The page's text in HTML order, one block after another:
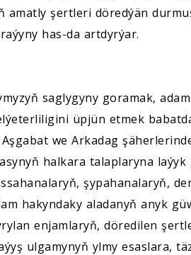
amatly şertleri döredýän
has-da artdyrýar.
saglygyny goramak,
üpjün etmek
we Arkadag
halkara talaplaryna laýyk
şypahanalaryň,
hakyndaky aladanyň anyk
enjamlaryň, döredilen
ulgamynyň ylmy esaslara,